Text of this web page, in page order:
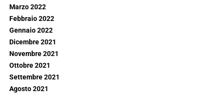
Marzo 2022
Febbraio 2022
Gennaio 2022
Dicembre 2021
Novembre 2021
Ottobre 2021
Settembre 2021
Agosto 2021